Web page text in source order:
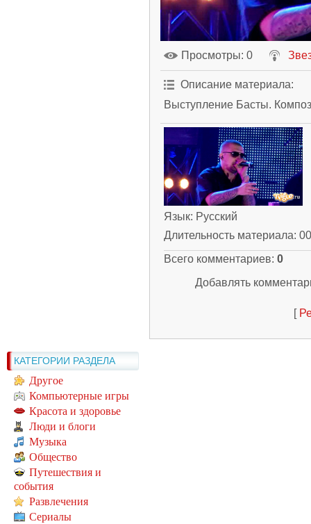
КАТЕГОРИИ РАЗДЕЛА
Другое
Компьютерные игры
Красота и здоровье
Люди и блоги
Музыка
Общество
Путешествия и
события
Развлечения
Сериалы
Просмотры: 0
Описание материала:
Выступление Басты.
Язык: Русский
Длительность материала:
Всего комментариев: 0
Добавлять
[